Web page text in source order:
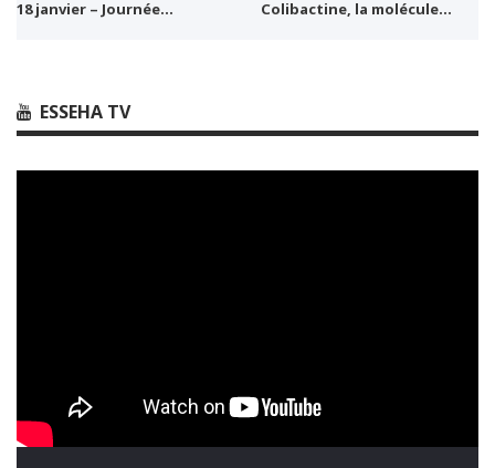
18 janvier – Journée… Colibactine, la molécule…
ESSEHA TV